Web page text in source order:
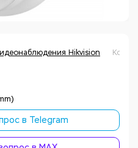
Hikvision Код
в Telegram